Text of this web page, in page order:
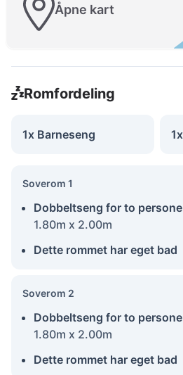
Åpne kart
Romfordeling
1x Barneseng
Soverom 1
Dobbeltseng for to
1.80m x 2.00m
Dette rommet har eget bad
Soverom 2
Dobbeltseng for to
1.80m x 2.00m
Dette rommet har eget bad